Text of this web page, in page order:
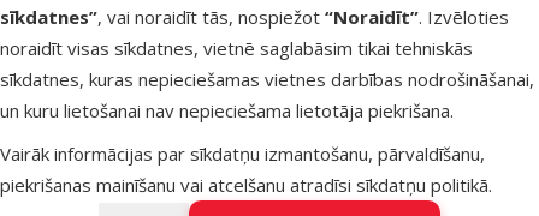
sīkdatnes”, vai noraidīt tās, nospiežot “Noraidīt”. Izvēloties
noraidīt visas sīkdatnes, vietnē saglabāsim tikai tehniskās
sīkdatnes, kuras nepieciešamas vietnes darbības nodrošināšanai,
un kuru lietošanai nav nepieciešama lietotāja piekrišana.
Vairāk informācijas par sīkdatņu izmantošanu, pārvaldīšanu,
piekrišanas mainīšanu vai atcelšanu atradīsi sīkdatņu politikā.
TRIXIE
Buffalo
Horn,
Oriģinālā
4,99 €